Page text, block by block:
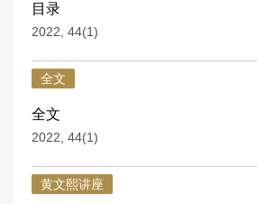
目录
2022, 44(1)
全文
全文
2022, 44(1)
黄文熙讲座